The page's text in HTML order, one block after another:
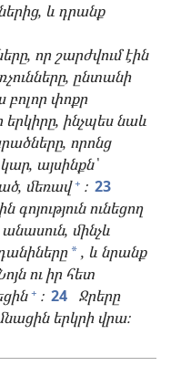
և դրանք
որ շարժվում էին
ընտանի
բոլոր փոքր
ինչպես նաև
որոնց
այսինքն՝
մեռավ + ։ 23
գոյություն ունեցող
մինչև
*, և նրանք
ու իր հետ
+ ։ 24 Ջրերը
երկրի վրա։